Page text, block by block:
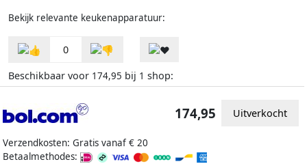
Bekijk relevante keukenapparatuur:
0
Beschikbaar voor 174,95 bij 1 shop:
Verzendkosten: Gratis vanaf € 20
Betaalmethodes:
174,95 Uitverkocht